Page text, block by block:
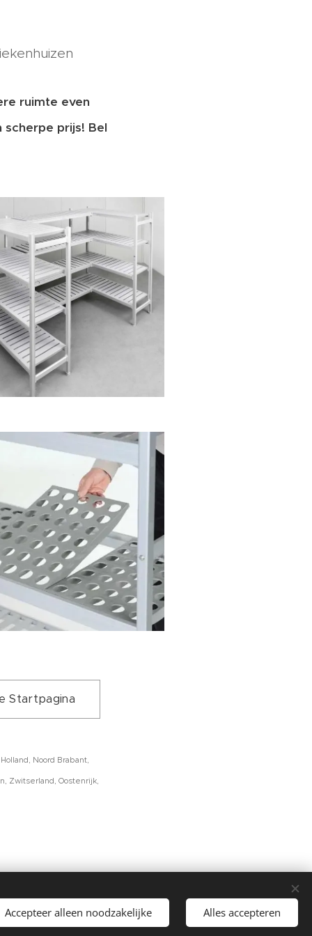
ruimte even
prijs! Bel
Startpagina
Noord Brabant,
Zwitserland, Oostenrijk,
Accepteer alleen noodzakelijke Alles accepteren